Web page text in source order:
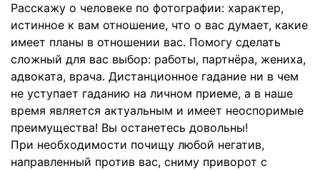
Расскажу о человеке по фотографии: характер,
истинное к вам отношение, что о вас думает, какие
имеет планы в отношении вас. Помогу сделать
сложный для вас выбор: работы, партнёра, жениха,
адвоката, врача. Дистанционное гадание ни в чем
не уступает гаданию на личном приеме, а в наше
время является актуальным и имеет неоспоримые
преимущества! Вы останетесь довольны!
При необходимости почищу любой негатив,
направленный против вас, сниму приворот с